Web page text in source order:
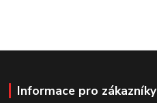
Informace pro zákazníky